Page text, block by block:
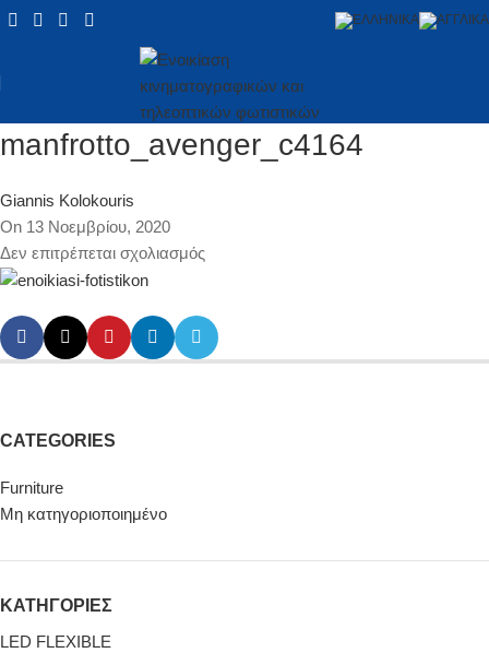
manfrotto_avenger_c4164
Giannis Kolokouris
On 13 Νοεμβρίου, 2020
Δεν επιτρέπεται σχολιασμός
CATEGORIES
Furniture
Μη κατηγοριοποιημένο
ΚΑΤΗΓΟΡΙΕΣ
LED FLEXIBLE